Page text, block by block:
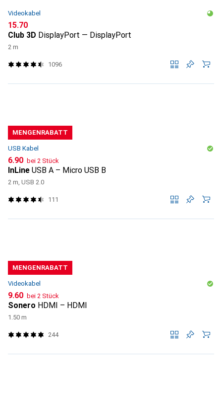
Videokabel
CHF
15.70
Club 3D DisplayPort — DisplayPort
2 m
1096
MENGENRABATT
USB Kabel
CHF
6.90 bei 2 Stück
InLine USB A – Micro USB B
2 m, USB 2.0
111
MENGENRABATT
Videokabel
CHF
9.60 bei 2 Stück
Sonero HDMI – HDMI
1.50 m
244